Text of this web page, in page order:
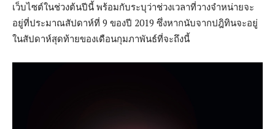
เว็บไซต์ในช่วงต้นปีนี้ พร้อมกับระบุว่าช่วงเวลาที่วางจำหน่ายจะ
อยู่ที่ประมาณสัปดาห์ที่ 9 ของปี 2019 ซึ่งหากนับจากปฎิทินจะอยู่
ในสัปดาห์สุดท้ายของเดือนกุมภาพันธ์ที่จะถึงนี้